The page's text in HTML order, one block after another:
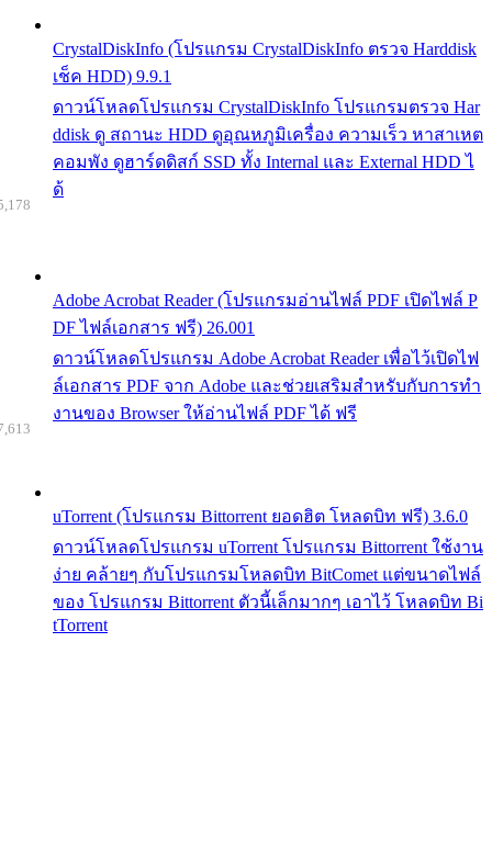
CrystalDiskInfo (โปรแกรม CrystalDiskInfo ตรวจ Harddisk
เช็ค HDD) 9.9.1
ดาวน์โหลดโปรแกรม CrystalDiskInfo โปรแกรมตรวจ Har
ddisk ดู สถานะ HDD ดูอุณหภูมิเครื่อง ความเร็ว หาสาเหต
คอมพัง ดูฮาร์ดดิสก์ SSD ทั้ง Internal และ External HDD ไ
ด้
Adobe Acrobat Reader (โปรแกรมอ่านไฟล์ PDF เปิดไฟล์ P
DF ไฟล์เอกสาร ฟรี) 26.001
ดาวน์โหลดโปรแกรม Adobe Acrobat Reader เพื่อไว้เปิดไฟ
ล์เอกสาร PDF จาก Adobe และช่วยเสริมสำหรับกับการทำ
งานของ Browser ให้อ่านไฟล์ PDF ได้ ฟรี
uTorrent (โปรแกรม Bittorrent ยอดฮิต โหลดบิท ฟรี) 3.6.0
ดาวน์โหลดโปรแกรม uTorrent โปรแกรม Bittorrent ใช้งาน
ง่าย คล้ายๆ กับโปรแกรมโหลดบิท BitComet แต่ขนาดไฟล์
ของ โปรแกรม Bittorrent ตัวนี้เล็กมากๆ เอาไว้ โหลดบิท Bi
tTorrent